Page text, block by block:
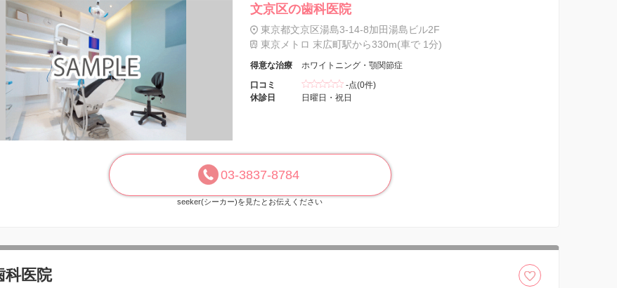
文京区の歯科医院
東京都文京区湯島3-14-8加田湯島ビル2F
東京メトロ 末広町駅から330m(車で 1分)
得意な治療
ホワイトニング・顎関節症
口コミ
-点(0件)
休診日
日曜日・祝日
03-3837-8784
seeker(シーカー)を見たとお伝えください
科医院